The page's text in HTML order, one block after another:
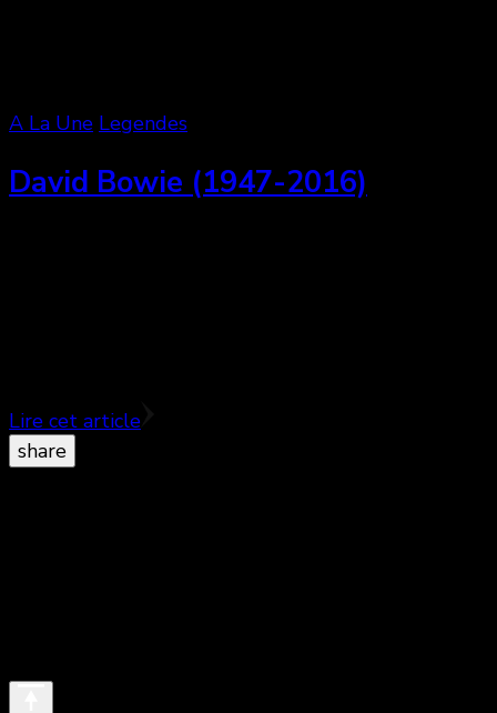
A La Une Legendes
David Bowie (1947-2016)
Lire cet article
share